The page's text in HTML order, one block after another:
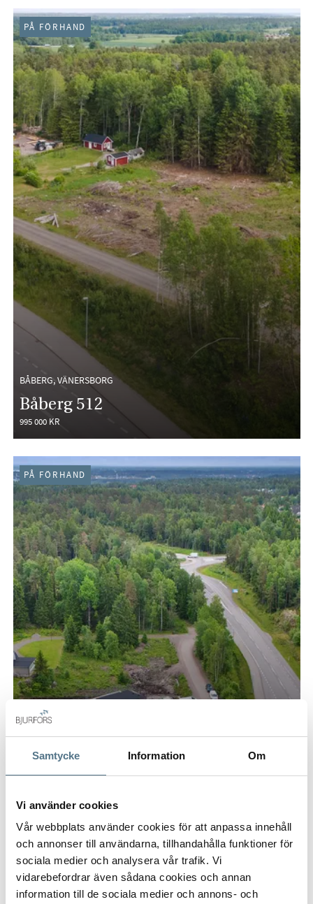
Samtycke Information Om
Vi använder cookies
Vår webbplats använder cookies för att anpassa innehåll
och annonser till användarna, tillhandahålla funktioner för
sociala medier och analysera vår trafik. Vi
vidarebefordrar även sådana cookies och annan
information till de sociala medier och annons- och
BÅBERG, VÄNERSBORG
Båberg 512
995 000 KR
PÅ FÖRHAND
BÅBERG, VÄNERSBORG
Båberg 514
PÅ FÖRHAND